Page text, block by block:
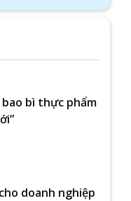
bì thực phẩm
doanh nghiệp